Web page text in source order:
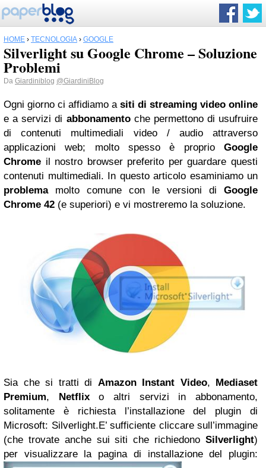
HOME › TECNOLOGIA › GOOGLE
Silverlight su Google Chrome – Soluzione
Problemi
Da Giardiniblog @GiardiniBlog
Ogni giorno ci affidiamo a siti di streaming video online
e a servizi di abbonamentoche permettono di usufruire
di contenuti multimediali video / audio attraverso
applicazioni web; molto spesso è proprio Google
Chrome il nostro browser preferito per guardare questi
contenuti multimediali. In questo articolo esaminiamo un
problemamolto comune con le versioni di Google
Chrome 42 (e superiori) e vi mostreremo la soluzione.
Sia che si tratti di Amazon Instant Video,
Mediaset
Premium, Netflixo altri servizi in abbonamento,
solitamente è richiesta l’installazione del plugin di
Microsoft: Silverlight.E’ sufficiente cliccare sull’immagine
(che trovate anche sui siti che richiedono Silverlight)
per visualizzare la pagina di installazione del plugin: